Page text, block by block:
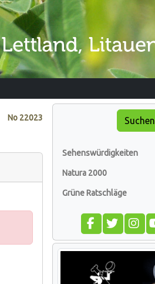
No 22023 Suchen
Sehenswürdigkeiten
Natura 2000
Grüne Ratschläge